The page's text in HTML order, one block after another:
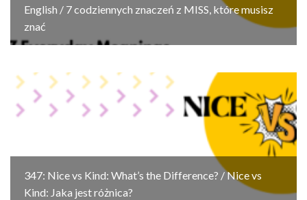
English / 7 codziennych znaczeń z MISS, które musisz
znać
347: Nice vs Kind: What’s the Difference? / Nice vs
Kind: Jaka jest różnica?